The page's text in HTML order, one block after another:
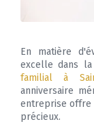
En matière
excelle dans
familial à
anniversaire
entreprise offre
précieux.